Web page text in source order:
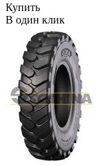
Купить
В один клик